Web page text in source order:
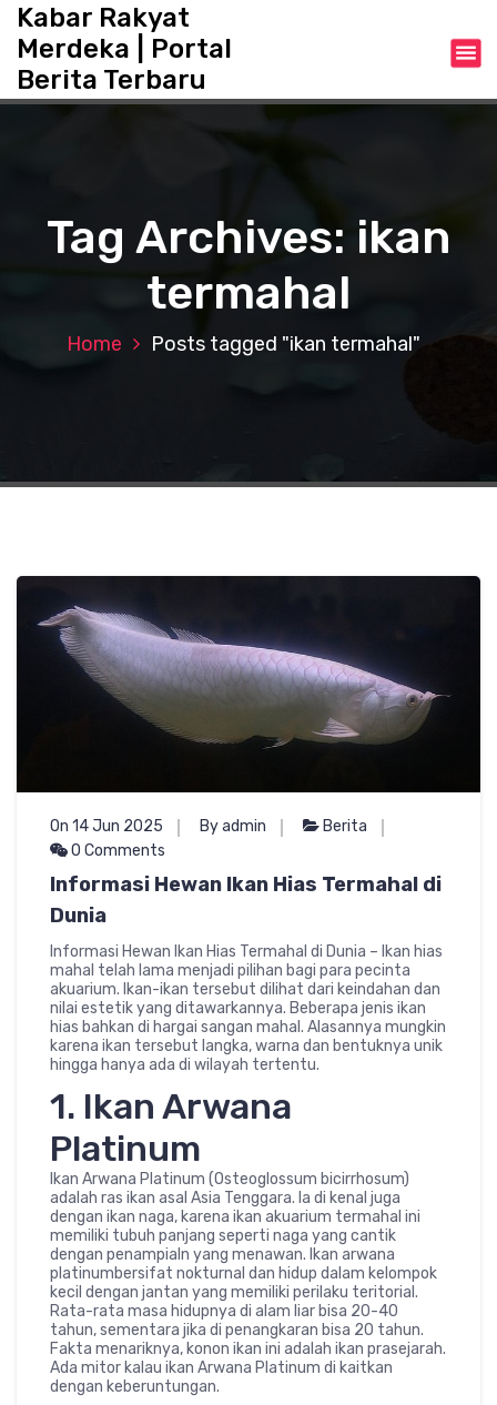
t
Kabar Rakyat
Merdeka | Portal
Berita Terbaru
Tag Archives: ikan
termahal
Home Posts tagged "ikan termahal"
On 14 Jun 2025 By admin
Berita
0 Comments
Informasi Hewan Ikan Hias Termahal di
Dunia
Informasi Hewan Ikan Hias Termahal di Dunia – Ikan hias
mahal telah lama menjadi pilihan bagi para pecinta
akuarium. Ikan-ikan tersebut dilihat dari keindahan dan
nilai estetik yang ditawarkannya. Beberapa jenis ikan
hias bahkan di hargai sangan mahal. Alasannya mungkin
karena ikan tersebut langka, warna dan bentuknya unik
hingga hanya ada di wilayah tertentu.
1. Ikan Arwana
Platinum
Ikan Arwana Platinum (Osteoglossum bicirrhosum)
adalah ras ikan asal Asia Tenggara. Ia di kenal juga
dengan ikan naga, karena ikan akuarium termahal ini
memiliki tubuh panjang seperti naga yang cantik
dengan penampialn yang menawan. Ikan arwana
platinumbersifat nokturnal dan hidup dalam kelompok
kecil dengan jantan yang memiliki perilaku teritorial.
Rata-rata masa hidupnya di alam liar bisa 20-40
tahun, sementara jika di penangkaran bisa 20 tahun.
Fakta menariknya, konon ikan ini adalah ikan prasejarah.
Ada mitor kalau ikan Arwana Platinum di kaitkan
dengan keberuntungan.